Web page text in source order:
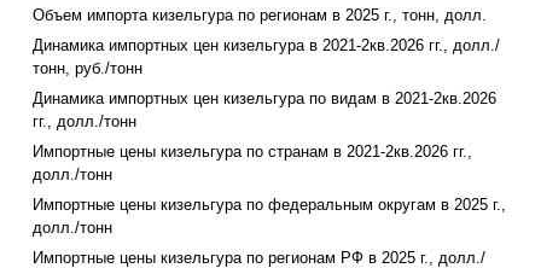
Объем импорта кизельгура по регионам в 2025 г., тонн, долл.
Динамика импортных цен кизельгура в 2021-2кв.2026 гг., долл./
тонн, руб./тонн
Динамика импортных цен кизельгура по видам в 2021-2кв.2026
гг., долл./тонн
Импортные цены кизельгура по странам в 2021-2кв.2026 гг.,
долл./тонн
Импортные цены кизельгура по федеральным округам в 2025 г.,
долл./тонн
Импортные цены кизельгура по регионам РФ в 2025 г., долл./